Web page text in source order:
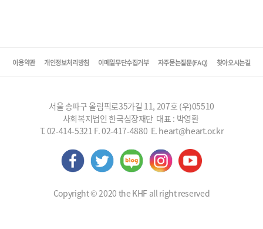
이용약관 개인정보처리방침 이메일무단수집거부 자주묻는질문(FAQ) 찾아오시는길
서울 송파구 올림픽로35가길 11, 207호 (우)05510
사회복지법인 한국심장재단 대표 : 박영환
T. 02-414-5321 F. 02-417-4880 E. heart@heart.or.kr
Copyright © 2020 the KHF all right reserved